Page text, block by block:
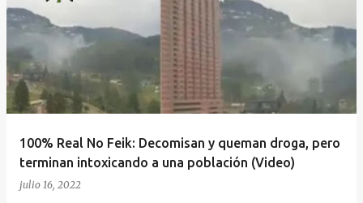
100% Real No Feik: Decomisan y queman droga, pero
terminan intoxicando a una población (Video)
julio 16, 2022